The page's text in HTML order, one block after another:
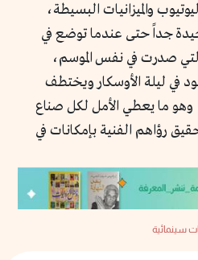
والميزانيات البسيطة،
جداً حتى عندما توضع في
صدرت في نفس الموسم،
في ليلة الأوسكار ويختطف
وهو ما يعطي الأمل لكل صناع
رؤاهم الفنية بإمكانات في
سينمائية